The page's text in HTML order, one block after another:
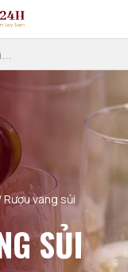
vang sủi
SỦI